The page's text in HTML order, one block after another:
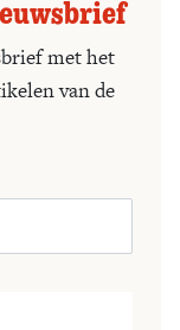
met het
van de